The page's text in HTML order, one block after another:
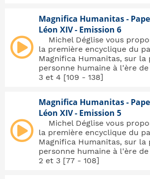
Magnifica Humanitas - Pape
Léon XIV - Emission 6
Michel Déglise vous
la première encyclique du
Magnifica Humanitas, sur
personne humaine à l'ère
3 et 4 [109 - 138]
Magnifica Humanitas - Pape
Léon XIV - Emission 5
Michel Déglise vous
la première encyclique du
Magnifica Humanitas, sur
personne humaine à l'ère
2 et 3 [77 - 108]